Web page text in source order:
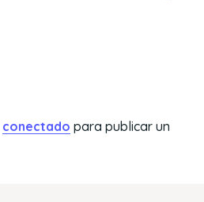
conectado para publicar un